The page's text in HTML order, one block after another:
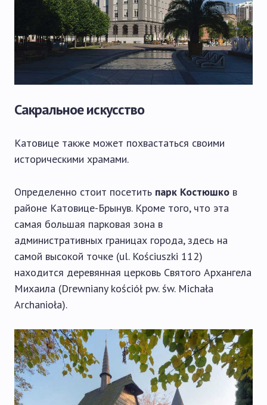
Сакральное искусство
Катовице также может похвастаться своими
историческими храмами.
Определенно стоит посетить парк Костюшко в
районе Катовице-Брынув. Кроме того, что эта
самая большая парковая зона в
административных границах города, здесь на
самой высокой точке (ul. Kościuszki 112)
находится деревянная церковь Святого Архангела
Михаила (Drewniany kościół pw. św. Michała
Archanioła).